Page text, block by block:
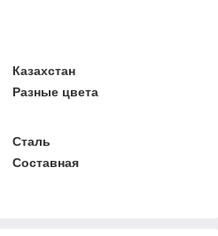
Казахстан
Разные цвета
Сталь
Составная